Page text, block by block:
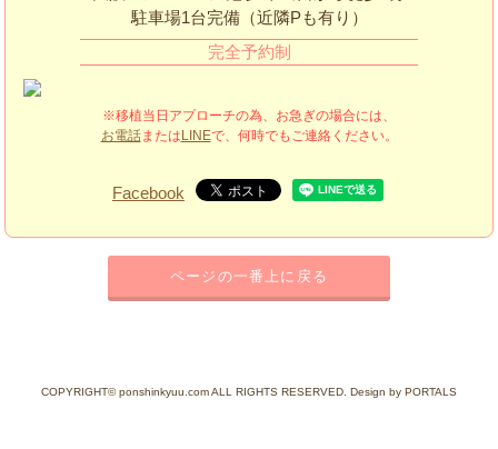
駐車場1台完備（近隣Pも有り）
完全予約制
※移植当日アプローチの為、お急ぎの場合には、
お電話または LINEで、何時でもご連絡ください。
Facebook
ページの一番上に戻る
COPYRIGHT© ponshinkyuu.com ALL RIGHTS RESERVED. Design by PORTALS